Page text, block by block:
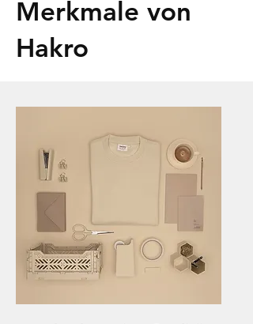
Merkmale von
Hakro